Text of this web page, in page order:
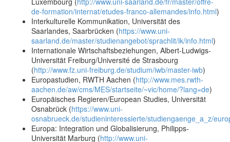
de-formation/internat/etudes-franco-allemandes/info.html)
Interkulturelle Kommunikation, Universität des
Saarlandes, Saarbrücken (https://www.uni-
saarland.de/master/studienangebot/sprachlit/ik/info.html)
Internationale Wirtschaftsbeziehungen, Albert-Ludwigs-
Universität Freiburg/Université de Strasbourg
(http://www.fz.uni-freiburg.de/studium/iwb/master-iwb)
Europastudien, RWTH Aachen (http://www.mes.rwth-
aachen.de/aw/cms/MES/startseite/~vic/home/?lang=de)
Europäisches Regieren/European Studies, Universität
Osnabrück (https://www.uni-
osnabrueck.de/studieninteressierte/studiengaenge_a_z/
Europa: Integration und Globalisierung, Philipps-
Universität Marburg (http://www.uni-